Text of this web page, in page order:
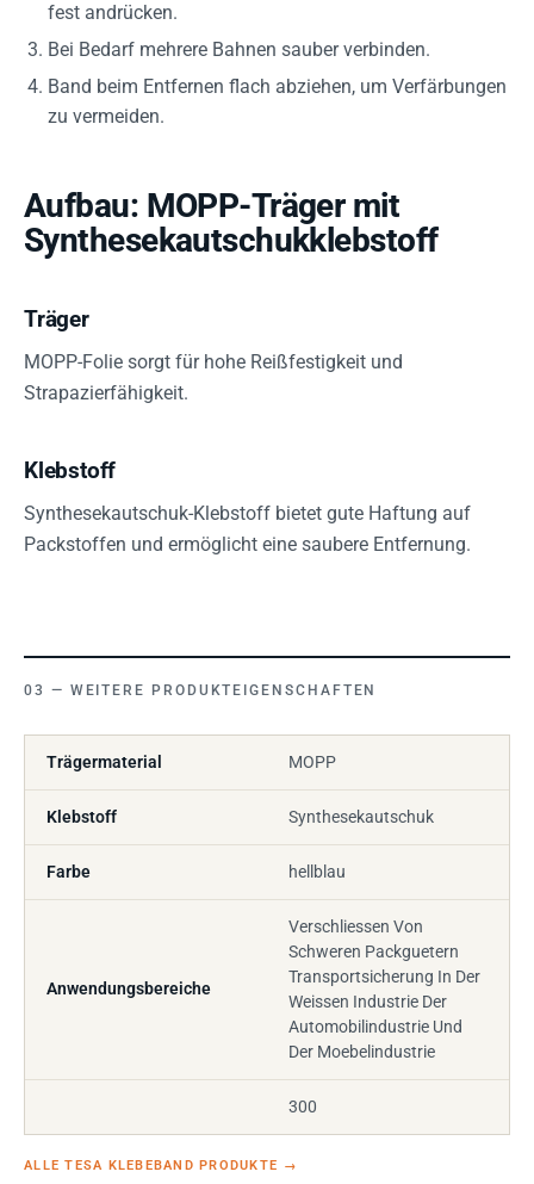
fest andrücken.
Bei Bedarf mehrere Bahnen sauber verbinden.
Band beim Entfernen flach abziehen, um Verfärbungen
zu vermeiden.
Aufbau: MOPP-Träger mit
Synthesekautschukklebstoff
Träger
MOPP-Folie sorgt für hohe Reißfestigkeit und
Strapazierfähigkeit.
Klebstoff
Synthesekautschuk-Klebstoff bietet gute Haftung auf
Packstoffen und ermöglicht eine saubere Entfernung.
WEITERE PRODUKTEIGENSCHAFTEN
Trägermaterial MOPP
Klebstoff Synthesekautschuk
Farbe hellblau
Anwendungsbereiche
Verschliessen Von
Schweren Packguetern
Transportsicherung In Der
Weissen Industrie Der
Automobilindustrie Und
Der Moebelindustrie
300
ALLE TESA KLEBEBAND PRODUKTE →